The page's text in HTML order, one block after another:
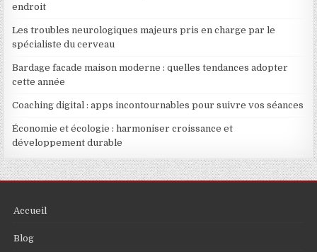
endroit
Les troubles neurologiques majeurs pris en charge par le
spécialiste du cerveau
Bardage facade maison moderne : quelles tendances adopter
cette année
Coaching digital : apps incontournables pour suivre vos séances
Économie et écologie : harmoniser croissance et
développement durable
Accueil
Blog